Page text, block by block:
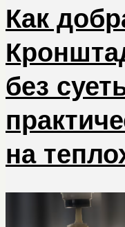
Как
без
на